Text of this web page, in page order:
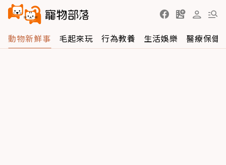
動物新鮮事 毛起來玩 行為教養 生活娛樂 醫療保健